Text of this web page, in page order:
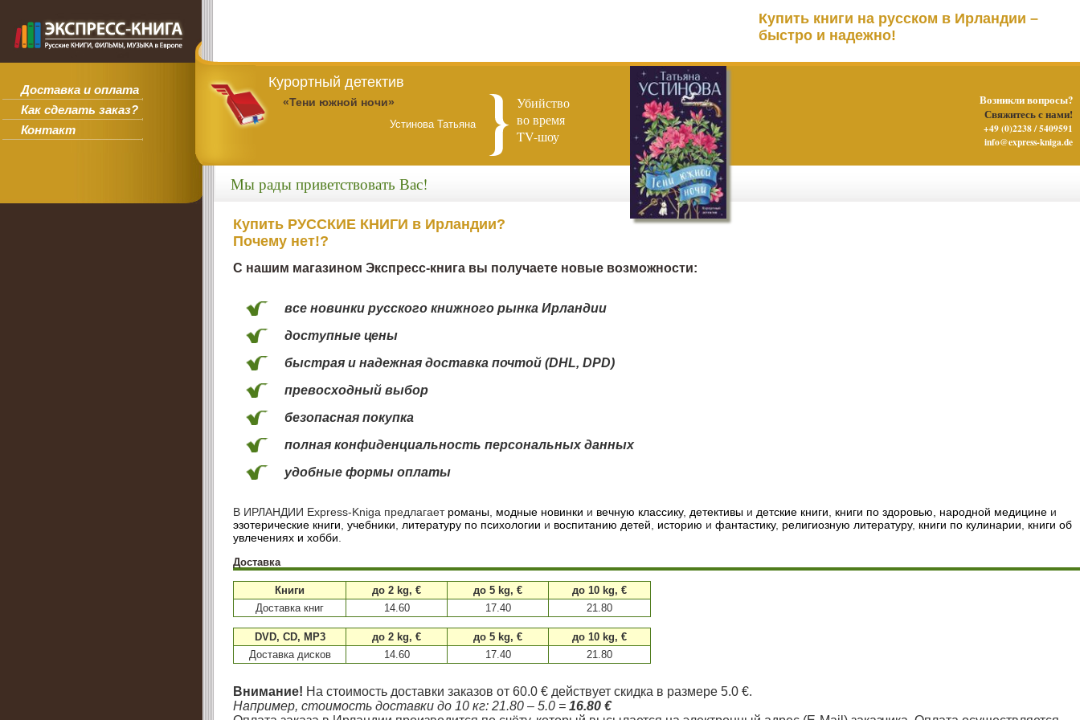
Доставка и оплата
Как сделать заказ?
Контакт
Купить книги на русском в Ирландии –
быстро и надежно!
Курортный детектив
«Тени южной ночи»
Устинова Татьяна
Убийство
во время
TV-шоу
Мы рады приветствовать Вас!
Купить РУССКИЕ КНИГИ в Ирландии?
Почему нет!?
С нашим магазином Экспресс-книга вы получаете новые возможности:
все новинки русского книжного рынка Ирландии
доступные цены
быстрая и надежная доставка почтой (DHL, DPD)
превосходный выбор
безопасная покупка
полная конфиденциальность персональных данных
удобные формы оплаты
В ИРЛАНДИИ Express-Kniga предлагает романы модные новинки и вечную классику, детективы и детские книги книги по здоровью, народной медицине и
эзотерические книги ,учебники литературу по психологии и воспитанию детей историю ифантастику, религиозную литературу, книги по кулинарии
книги об
увлечениях и хобби
Доставка
Книги до 2 kg, € до 5 kg, €
до 10 kg, €
Доставка книг
14.60 17.40 21.80
DVD, CD, MP3 до 2 kg, € до 5 kg, €
до 10 kg, €
Доставка дисков
14.60 17.40 21.80
Внимание! На стоимость доставки заказов от 60.0 € действует скидка в размере 5.0 €.
Например, стоимость доставки до 10 кг: 21.80 – 5.0 =16.80 €
Возникли вопросы?
Свяжитесь с нами!
+49 (0)2238 / 5409591
info@express-kniga.de